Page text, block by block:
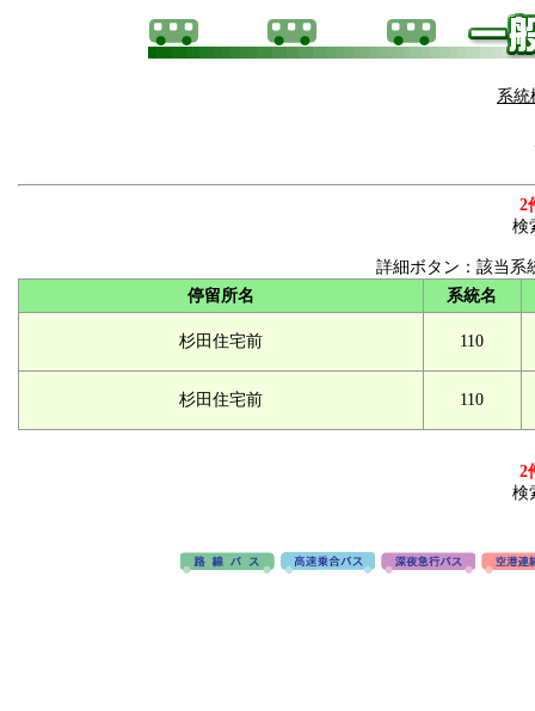
系統
2
検
詳細ボタン：該当系
停留所名
系統名
杉田住宅前 110
杉田住宅前 110
2
検